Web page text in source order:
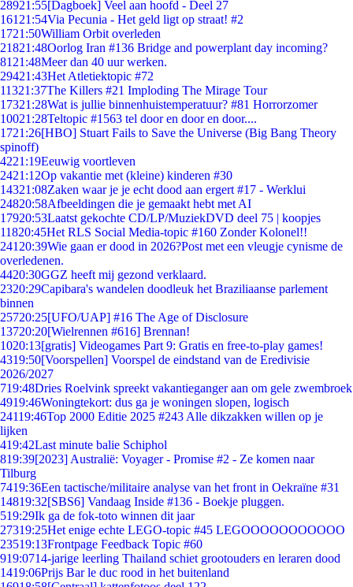
28921:55[Dagboek] Veel aan hoofd - Deel 27
161 21:54Via Pecunia - Het geld ligt op straat! #2
1721:50William Orbit overleden
21821:48Oorlog Iran #136 Bridge and powerplant day incoming?
81 21:48Meer dan 40 uur werken.
29421:43Het Atletiektopic #72
11321:37The Killers #21 Imploding The Mirage Tour
17321:28Wat is jullie binnenhuistemperatuur? #81 Horrorzomer
10021:28Teltopic #1563 tel door en door en door....
1721:26[HBO] Stuart Fails to Save the Universe (Big Bang Theory
spinoff)
4221:19Eeuwig voortleven
2421:12Op vakantie met (kleine) kinderen #30
14321:08Zaken waar je je echt dood aan ergert #17 - Werklui
24820:58Afbeeldingen die je gemaakt hebt met AI
17920:53Laatst gekochte CD/LP/MuziekDVD deel 75 | koopjes
11820:45Het RLS Social Media-topic #160 Zonder Kolonel!!
241 20:39Wie gaan er dood in 2026?Post met een vleugje cynisme de
overledenen.
4420:30GGZ heeft mij gezond verklaard.
2320:29Capibara's wandelen doodleuk het Braziliaanse parlement
binnen
25720:25[UFO/UAP] #16 The Age of Disclosure
13720:20[Wielrennen #616] Brennan!
1020:13[gratis] Videogames Part 9: Gratis en free-to-play games!
4319:50[Voorspellen] Voorspel de eindstand van de Eredivisie
2026/2027
719:48Dries Roelvink spreekt vakantieganger aan om gele zwembroek
4919:46Woningtekort: dus ga je woningen slopen, logisch
24119:46Top 2000 Editie 2025 #243 Alle dikzakken willen op je
lijken
419:42Last minute balie Schiphol
819:39[2023] Australië: Voyager - Promise #2 - Ze komen naar
Tilburg
7419:36Een tactische/militaire analyse van het front in Oekraïne #31
14819:32[SBS6] Vandaag Inside #136 - Boekje pluggen.
519:29Ik ga de fok-toto winnen dit jaar
27319:25Het enige echte LEGO-topic #45 LEGOOOOOOOOOOO
23519:13Frontpage Feedback Topic #60
919:0714-jarige leerling Thailand schiet grootouders en leraren dood
1419:06Prijs Bar le duc rood in het buitenland